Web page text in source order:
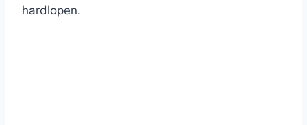
hardlopen.